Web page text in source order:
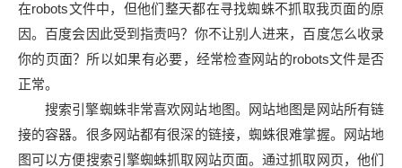
在robots文件中，但他们整天都在寻找蜘蛛不抓取我页面的原
因。百度会因此受到指责吗？你不让别人进来，百度怎么收录
你的页面？所以如果有必要，经常检查网站的robots文件是否
正常。
搜索引擎蜘蛛非常喜欢网站地图。网站地图是网站所有链
接的容器。很多网站都有很深的链接，蜘蛛很难掌握。网站地
图可以方便搜索引擎蜘蛛抓取网站页面。通过抓取网页，他们